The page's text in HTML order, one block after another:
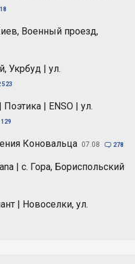
Военный проезд,
Укрбуд | ул.
523
| ENSO | ул.
Коновальца 07.08  278
| с. Гора, Бориспольский
| Новоселки, ул.